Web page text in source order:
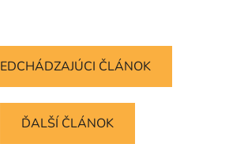
ČLÁNOK
ĎALŠÍ ČLÁNOK